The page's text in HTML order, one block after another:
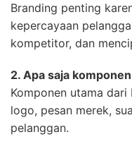
Branding penting
kepercayaan
kompetitor, dan
2. Apa saja
Komponen utama
logo, pesan merek,
pelanggan.